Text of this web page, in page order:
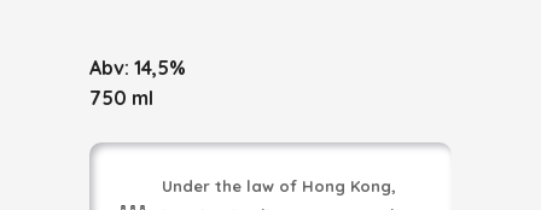
Abv: 14,5%
750 ml
Under the law of Hong Kong,